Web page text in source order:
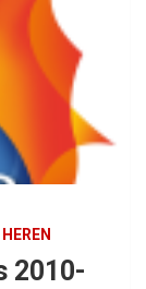
2010-